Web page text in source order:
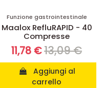
Funzione gastrointestinale
Maalox RefluRAPID - 40
Compresse
11,78 €13,09 €
carrello